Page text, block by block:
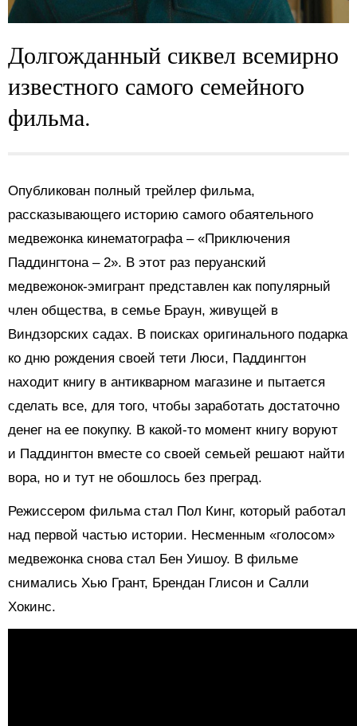
Долгожданный сиквел всемирно
известного самого семейного
фильма.
Опубликован полный трейлер фильма,
рассказывающего историю самого обаятельного
медвежонка кинематографа – «Приключения
Паддингтона – 2». В этот раз перуанский
медвежонок-эмигрант представлен как популярный
член общества, в семье Браун, живущей в
Виндзорских садах. В поисках оригинального подарка
ко дню рождения своей тети Люси, Паддингтон
находит книгу в антикварном магазине и пытается
сделать все, для того, чтобы заработать достаточно
денег на ее покупку. В какой-то момент книгу воруют
и Паддингтон вместе со своей семьей решают найти
вора, но и тут не обошлось без преград.
Режиссером фильма стал Пол Кинг, который работал
над первой частью истории. Несменным «голосом»
медвежонка снова стал Бен Уишоу. В фильме
снимались Хью Грант, Брендан Глисон и Салли
Хокинс.